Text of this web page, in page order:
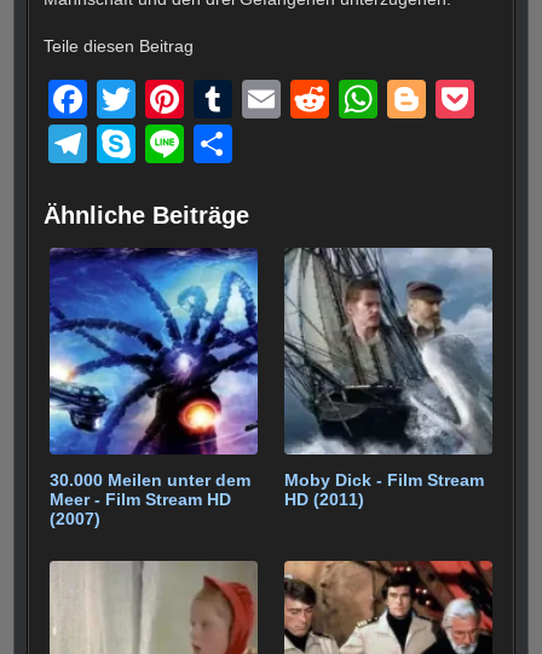
Teile diesen Beitrag
F
a
c
e
b
o
o
k
T
wi
tt
er
Pi
nt
er
e
st
T
bl
r
E
R
t
W
A
p
p
Bl
er
T
e
gr
a
m
S
p
e
Li
e
e
n
Ähnliche Beiträge
30.000 Meilen unter dem
Meer - Film Stream HD
(2007)
Moby Dick - Film Stream
HD (2011)